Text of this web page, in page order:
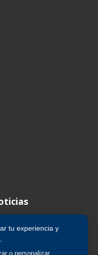
tu experiencia y
o personalizar.